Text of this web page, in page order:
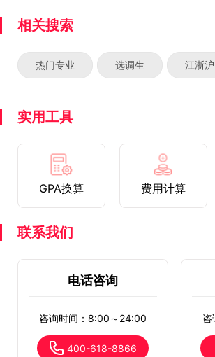
相关搜索
热门专业 选调生 江浙沪
实用工具
GPA换算 费用计算
联系我们
电话咨询
咨询时间：8:00～24:00
400-618-8866